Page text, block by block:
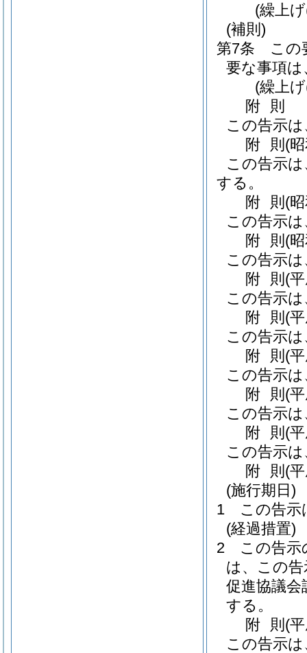
(繰上
(補則)
第7条
この
要な事項
(繰上
附 則
この告示
附 則 (
この告示
する。
附 則 (
この告示
附 則 (
この告示
附 則 (
この告示
附 則 (
この告示
附 則 (
この告示
附 則 (
この告示
附 則 (
この告示
附 則 (
(施行期日)
1
この告示
(経過措置)
2
この告示
は、この
促進協議
する。
附 則 (
この告示